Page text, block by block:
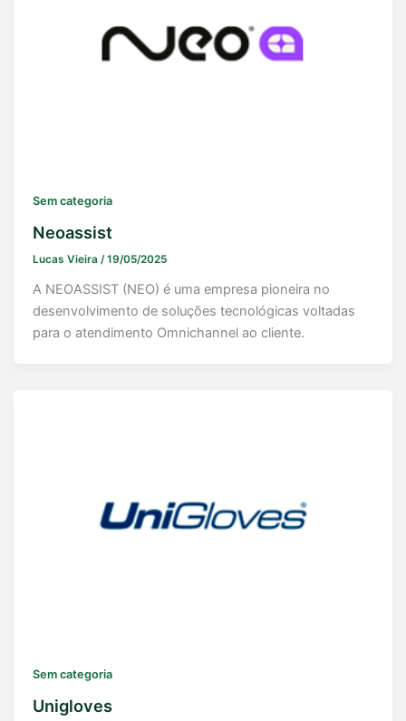
Sem categoria
Neoassist
Lucas Vieira/19/05/2025
A NEOASSIST (NEO) é uma empresa pioneira no
desenvolvimento de soluções tecnológicas voltadas
para o atendimento Omnichannel ao cliente.
Sem categoria
Unigloves